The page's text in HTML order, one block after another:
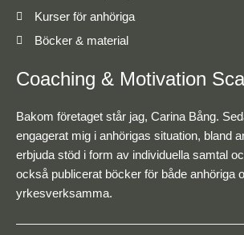
Kurser för anhöriga
Böcker & material
Coaching & Motivation
Bakom företaget står jag, Carina Bång.
engagerat mig i anhörigas situation, bland
erbjuda stöd i form av individuella samtal
också publicerat böcker för både anhöriga
yrkesverksamma.